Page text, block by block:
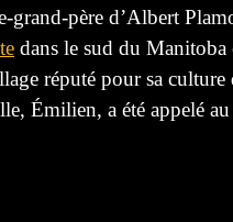
grand-père d’Albert
dans le sud du Manitoba
réputé pour sa culture
Émilien, a été appelé